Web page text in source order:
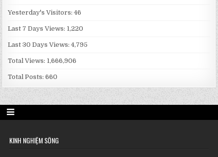
Yesterday's Visitors:46
Last 7 Days Views: 1,220
Last 30 Days Views:4,795
Total Views: 1,666,906
Total Posts:660
KINH NGHIỆM SỐNG